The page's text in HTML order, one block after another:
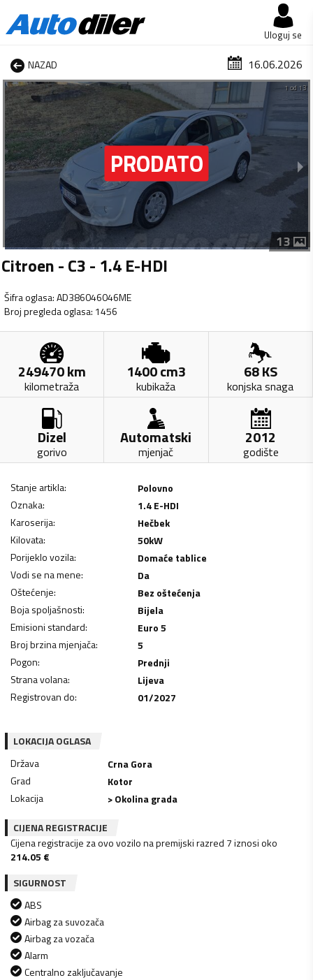
Uloguj se
NAZAD 16.06.2026
1 od 13
13
Citroen - C3 - 1.4 E-HDI
Šifra oglasa:AD386046046ME
Broj pregleda oglasa: 1456
249470km
kilometraža
1400cm3
kubikaža
68KS
konjska snaga
Dizel
gorivo
Automatski
mjenjač
2012
godište
Stanje artikla:
Polovno
Oznaka:
1.4 E-HDI
Karoserija:
Hečbek
Kilovata: 50kW
Porijeklo vozila:
Domaće tablice
Vodi se na mene:
Da
Oštećenje:
Bez oštećenja
Boja spoljašnosti:
Bijela
Emisioni standard:
Euro 5
Broj brzina mjenjača:
5
Pogon:
Prednji
Strana volana:
Lijeva
Registrovan do: 01/2027
LOKACIJA OGLASA
Država
Crna Gora
Grad
Kotor
Lokacija
> Okolina grada
CIJENA REGISTRACIJE
Cijena registracije za ovo vozilo na premijski razred 7 iznosi oko
214.05 €
SIGURNOST
ABS
Airbag za suvozača
Airbag za vozača
Alarm
Centralno zaključavanje